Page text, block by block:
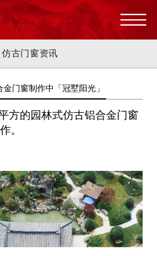
仿古门窗资讯
门窗制作中「冠墅阳光」
方的园林式仿古铝合金门窗
。